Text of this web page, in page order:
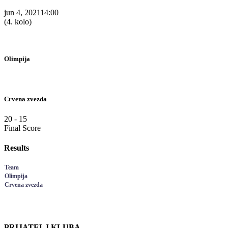
jun 4, 202114:00
(4. kolo)
Olimpija
Crvena zvezda
20 - 15
Final Score
Results
Team
Olimpija
Crvena zvezda